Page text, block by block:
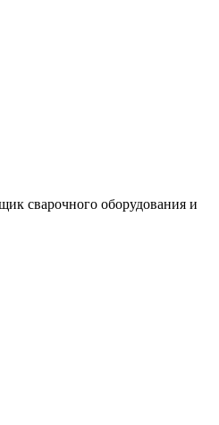
сварочного оборудования и